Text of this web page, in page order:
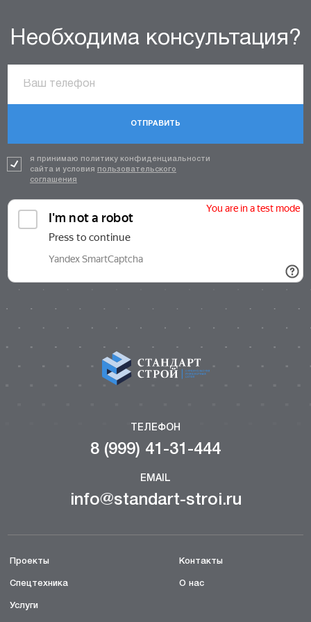
Необходима консультация?
ОТПРАВИТЬ
я принимаю политику конфиденциальности
сайта и условия пользовательского
соглашения
ТЕЛЕФОН
8 (999) 41-31-444
EMAIL
info@standart-stroi.ru
Проекты
Спецтехника
Услуги
Контакты
О нас